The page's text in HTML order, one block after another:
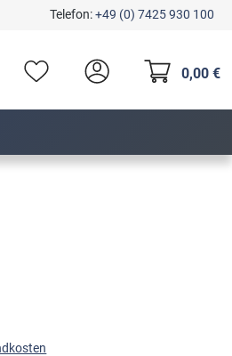
Telefon:+49 (0) 7425 930 100
0,00 €